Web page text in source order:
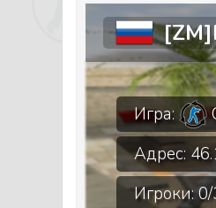
Игра:
Адрес:
Игроки: